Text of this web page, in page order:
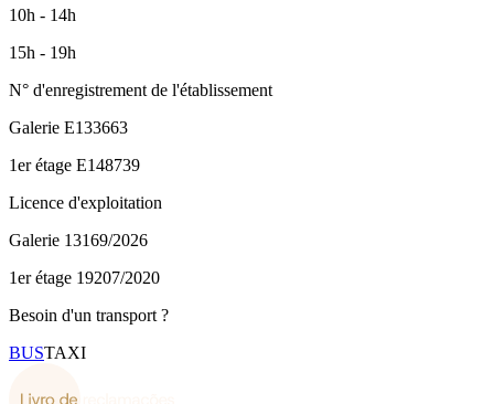
10h - 14h
15h - 19h
N° d'enregistrement de l'établissement
Galerie E133663
1er étage E148739
Licence d'exploitation
Galerie 13169/2026
1er étage 19207/2020
Besoin d'un transport ?
BUSTAXI